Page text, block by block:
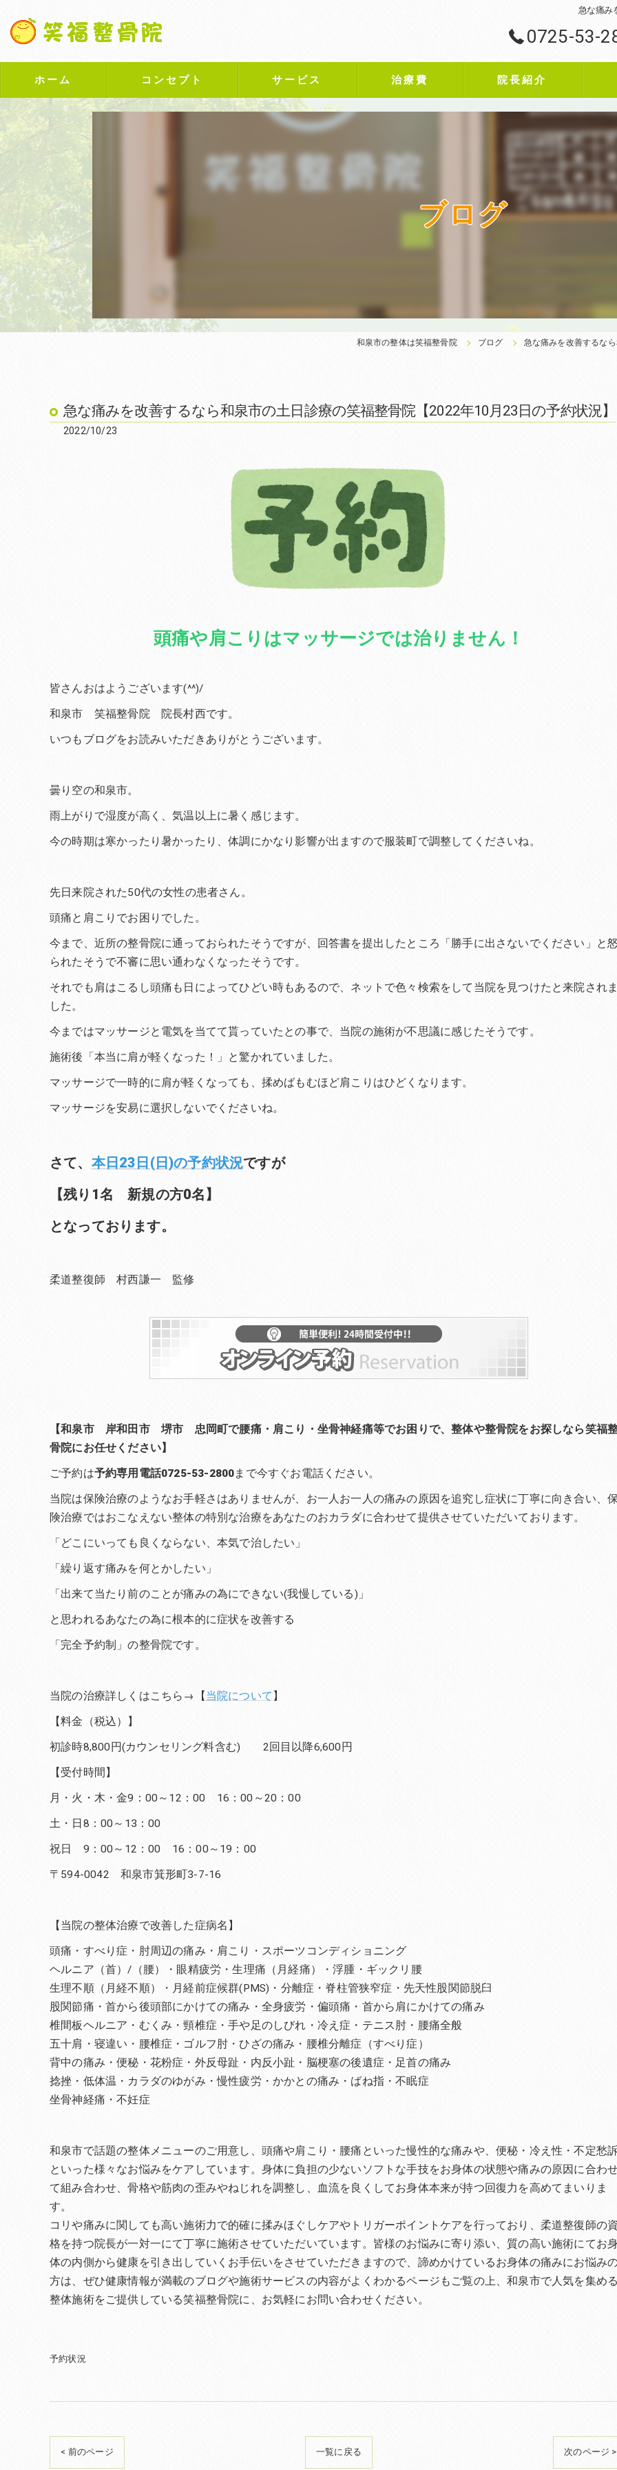
急な痛み
0725-53-
ホーム コンセプト サービス 治療費 院長紹介
ブログ
和泉市の整体は笑福整骨院 ブログ 急な痛みを改善するな
急な痛みを改善するなら和泉市の土日診療の笑福整骨院【2022年10月23日の予約状況】
2022/10/23
頭痛や肩こりはマッサージでは治りません！
皆さんおはようございます(^^)/
和泉市 笑福整骨院 院長村西です。
いつもブログをお読みいただきありがとうございます。
曇り空の和泉市。
雨上がりで湿度が高く、気温以上に暑く感じます。
今の時期は寒かったり暑かったり、体調にかなり影響が出ますので服装町で調整してくださいね。
先日来院された50代の女性の患者さん。
頭痛と肩こりでお困りでした。
今まで、近所の整骨院に通っておられたそうですが、回答書を提出したところ「勝手に出さないでください」と
られたそうで不審に思い通わなくなったそうです。
それでも肩はこるし頭痛も日によってひどい時もあるので、ネットで色々検索をして当院を見つけたと来院され
した。
今まではマッサージと電気を当てて貰っていたとの事で、当院の施術が不思議に感じたそうです。
施術後「本当に肩が軽くなった！」と驚かれていました。
マッサージで一時的に肩が軽くなっても、揉めばもむほど肩こりはひどくなります。
マッサージを安易に選択しないでくださいね。
さて、 本日23日(日)の予約状況ですが
【残り1名 新規の方0名】
となっております。
柔道整復師 村西謙一 監修
【和泉市 岸和田市 堺市 忠岡町で腰痛・肩こり・坐骨神経痛等でお困りで、整体や整骨院をお探しなら笑福
骨院にお任せください】
ご予約は予約専用電話0725-53-2800まで今すぐお電話ください。
当院は保険治療のようなお手軽さはありませんが、お一人お一人の痛みの原因を追究し症状に丁寧に向き合い、
険治療ではおこなえない整体の特別な治療をあなたのおカラダに合わせて提供させていただいております。
「どこにいっても良くならない、本気で治したい」
「繰り返す痛みを何とかしたい」
「出来て当たり前のことが痛みの為にできない(我慢している)」
と思われるあなたの為に根本的に症状を改善する
「完全予約制」の整骨院です。
当院の治療詳しくはこちら→【 当院について 】
【料金（税込）】
初診時8,800円(カウンセリング料含む) 2回目以降6,600円
【受付時間】
月・火・木・金9：00～12：00 16：00～20：00
土・日8：00～13：00
祝日 9：00～12：00 16：00～19：00
〒594-0042 和泉市箕形町3-7-16
【当院の整体治療で改善した症病名】
頭痛・すべり症・肘周辺の痛み・肩こり・スポーツコンディショニング
ヘルニア（首）/（腰）・眼精疲労・生理痛（月経痛）・浮腫・ギックリ腰
生理不順（月経不順）・月経前症候群(PMS)・分離症・脊柱管狭窄症・先天性股関節脱臼
股関節痛・首から後頭部にかけての痛み・全身疲労・偏頭痛・首から肩にかけての痛み
椎間板ヘルニア・むくみ・頸椎症・手や足のしびれ・冷え症・テニス肘・腰痛全般
五十肩・寝違い・腰椎症・ゴルフ肘・ひざの痛み・腰椎分離症（すべり症）
背中の痛み・便秘・花粉症・外反母趾・内反小趾・脳梗塞の後遺症・足首の痛み
捻挫・低体温・カラダのゆがみ・慢性疲労・かかとの痛み・ばね指・不眠症
坐骨神経痛・不妊症
和泉市で話題の整体メニューのご用意し、頭痛や肩こり・腰痛といった慢性的な痛みや、便秘・冷え性・不定愁
といった様々なお悩みをケアしています。身体に負担の少ないソフトな手技をお身体の状態や痛みの原因に合わ
て組み合わせ、骨格や筋肉の歪みやねじれを調整し、血流を良くしてお身体本来が持つ回復力を高めてまいりま
す。
コリや痛みに関しても高い施術力で的確に揉みほぐしケアやトリガーポイントケアを行っており、柔道整復師の
格を持つ院長が一対一にて丁寧に施術させていただいています。皆様のお悩みに寄り添い、質の高い施術にてお
体の内側から健康を引き出していくお手伝いをさせていただきますので、諦めかけているお身体の痛みにお悩み
方は、ぜひ健康情報が満載のブログや施術サービスの内容がよくわかるページもご覧の上、和泉市で人気を集め
整体施術をご提供している笑福整骨院に、お気軽にお問い合わせください。
予約状況
< 前のページ 一覧に戻る 次のページ >